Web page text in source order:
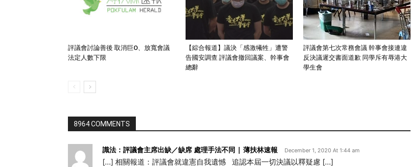
評議會討論善後 取消巨O、放寬會議
法定人數下限
【綜合報道】議決「感激犧牲」遭警
告國安調查 評議會撤回議案、幹事會
總辭
評議會第七次常務會議 幹事會接連違
反決議遲交書面道歉 同學斥有辱港大
學生會
8964 COMMENTS
識法：評議會主席出缺／缺席 處理手法不同 | 薄扶林速報 December 1, 2020 At 1:44 am
[…] 相關報道：評議會就違憲自我遺憾 追認本屆一切決議以釋疑慮 […]